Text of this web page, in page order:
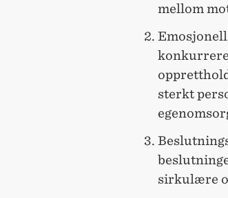
mellom
sterkt
sirkulære